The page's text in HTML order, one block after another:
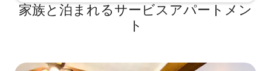
家族と泊まれるサービスアパートメン
ト